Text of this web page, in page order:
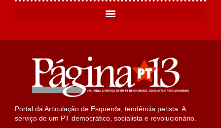
Portal da Articulação de Esquerda, tendência petista. A
serviço de um PT democrático, socialista e revolucionário.